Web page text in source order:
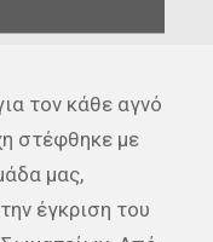
τον κάθε αγνό
στέφθηκε με
μας,
έγκριση του